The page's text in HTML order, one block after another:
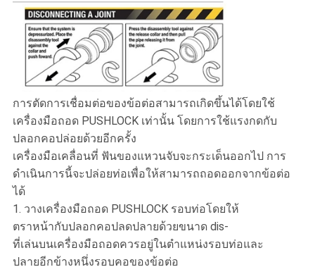
การตัดการเชื่อมต่อของข้อต่อสามารถเกิดขึ้นได้โดยใช้
เครื่องมือถอด PUSHLOCK เท่านั้น โดยการใช้แรงกดกับ
ปลอกคอปล่อยด้วยอีกครั้ง
เครื่องมือเคลื่อนที่ ฟันของแหวนจับจะกระเด็นออกไป การ
ดำเนินการนี้จะปล่อยท่อเพื่อให้สามารถถอดออกจากข้อต่อ
ได้
1. วางเครื่องมือถอด PUSHLOCK รอบท่อโดยให้
ตราหน้ากับปลอกคอปลดปลายด้วยขนาด dis-
ที่เล่นบนเครื่องมือถอดควรอยู่ในตำแหน่งรอบท่อและ
ปลายอีกข้างหนึ่งรอบคอของข้อต่อ